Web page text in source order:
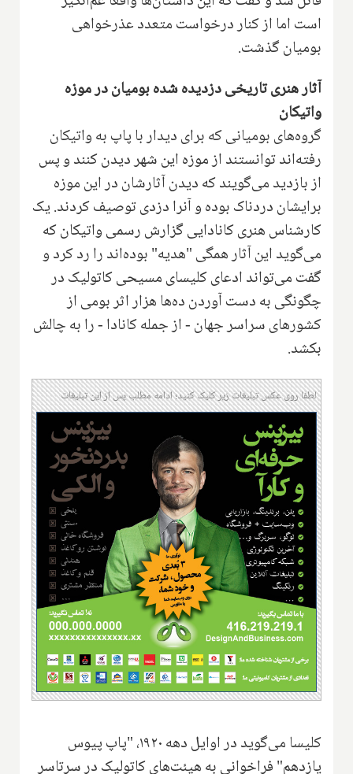
است اما از کنار درخواست متعدد عذرخواهی
بومیان گذشت.
آثار هنری تاریخی دزدیده شده بومیان در موزه
واتیکان
گروه‌های بومیانی که برای دیدار با پاپ به واتیکان
رفته‌اند توانستند از موزه این شهر دیدن کنند و پس
از بازدید می‌گویند که دیدن آثارشان در این موزه
برایشان دردناک بوده و آنرا دزدی توصیف کردند. یک
کارشناس هنری کانادایی گزارش رسمی واتیکان که
می‌گوید این آثار همگی "هدیه" بوده‌اند را رد کرد و
گفت می‌تواند ادعای کلیسای مسیحی کاتولیک در
چگونگی به دست آوردن ده‌ها هزار اثر بومی از
کشورهای سراسر جهان - از جمله کانادا - را به چالش
بکشد.
لطفا روی عکس تبلیغات زیر کلیک کنید؛ ادامه مطلب پس از این تبلیغات
کلیسا می‌گوید در اوایل دهه ۱۹۲۰، "پاپ پیوس
یازدهم" فراخوانی به هیئت‌های کاتولیک در سرتاسر